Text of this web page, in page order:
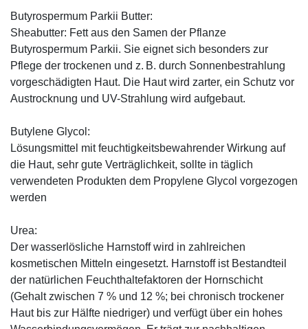
Butyrospermum Parkii Butter:
Sheabutter: Fett aus den Samen der Pflanze
Butyrospermum Parkii. Sie eignet sich besonders zur
Pflege der trockenen und z. B. durch Sonnenbestrahlung
vorgeschädigten Haut. Die Haut wird zarter, ein Schutz vor
Austrocknung und UV-Strahlung wird aufgebaut.
Butylene Glycol:
Lösungsmittel mit feuchtigkeitsbewahrender Wirkung auf
die Haut, sehr gute Verträglichkeit, sollte in täglich
verwendeten Produkten dem Propylene Glycol vorgezogen
werden
Urea:
Der wasserlösliche Harnstoff wird in zahlreichen
kosmetischen Mitteln eingesetzt. Harnstoff ist Bestandteil
der natürlichen Feuchthaltefaktoren der Hornschicht
(Gehalt zwischen 7 % und 12 %; bei chronisch trockener
Haut bis zur Hälfte niedriger) und verfügt über ein hohes